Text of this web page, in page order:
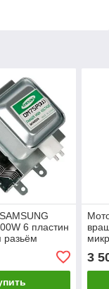
6 пластин
разьём
SM-
3